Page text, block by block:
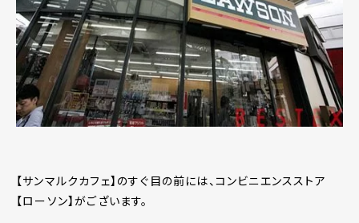
【サンマルクカフェ】のすぐ目の前には、コンビニエンスストア
【ローソン】がございます。